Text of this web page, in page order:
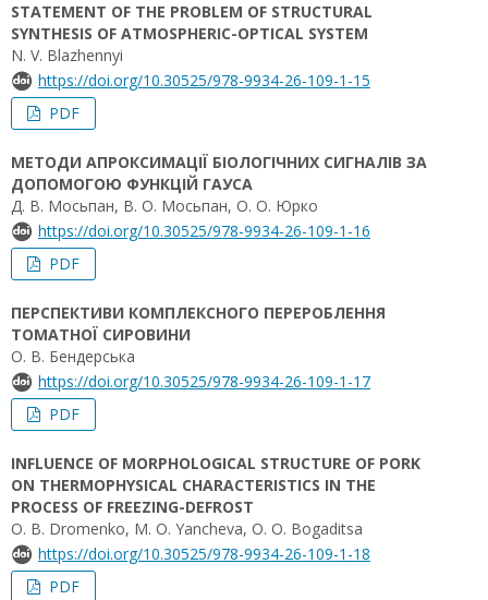
STATEMENT OF THE PROBLEM OF STRUCTURAL
SYNTHESIS OF ATMOSPHERIC-OPTICAL SYSTEM
N. V. Blazhennyi
https://doi.org/10.30525/978-9934-26-109-1-15
PDF
МЕТОДИ АПРОКСИМАЦІЇ БІОЛОГІЧНИХ СИГНАЛІВ ЗА
ДОПОМОГОЮ ФУНКЦІЙ ГАУСА
Д. В. Мосьпан, В. О. Мосьпан, О. О. Юрко
https://doi.org/10.30525/978-9934-26-109-1-16
PDF
ПЕРСПЕКТИВИ КОМПЛЕКСНОГО ПЕРЕРОБЛЕННЯ
ТОМАТНОЇ СИРОВИНИ
О. В. Бендерська
https://doi.org/10.30525/978-9934-26-109-1-17
PDF
INFLUENCE OF MORPHOLOGICAL STRUCTURE OF PORK
ON THERMOPHYSICAL CHARACTERISTICS IN THE
PROCESS OF FREEZING-DEFROST
O. B. Dromenko, M. O. Yancheva, O. O. Bogaditsa
https://doi.org/10.30525/978-9934-26-109-1-18
PDF